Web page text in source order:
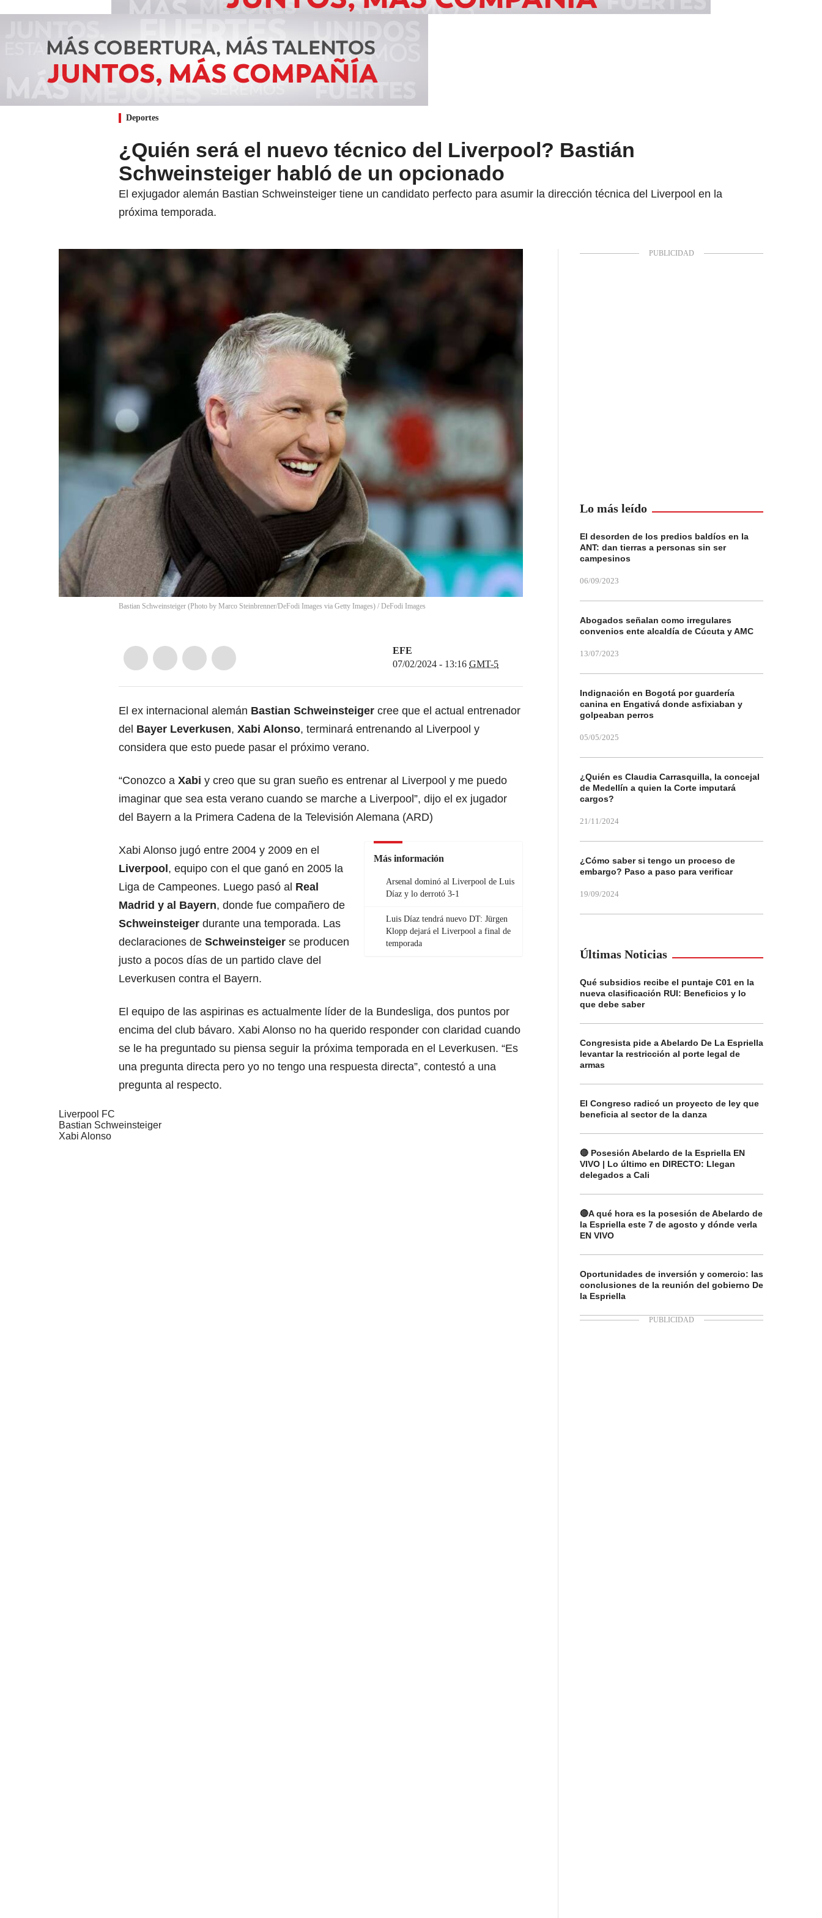
Deportes
¿Quién será el nuevo técnico del Liverpool? Bastián
Schweinsteiger habló de un opcionado
El exjugador alemán Bastian Schweinsteiger tiene un candidato perfecto para asumir la dirección técnica del Liverpool en la
próxima temporada.
Bastian Schweinsteiger (Photo by Marco Steinbrenner/DeFodi Images via Getty Images) / DeFodi Images
EFE
07/02/2024 - 13:16 GMT-5
El ex internacional alemán Bastian Schweinsteiger cree que el actual entrenador
del Bayer Leverkusen, Xabi Alonso, terminará entrenando al Liverpool y
considera que esto puede pasar el próximo verano.
“Conozco a Xabi y creo que su gran sueño es entrenar al Liverpool y me puedo
imaginar que sea esta verano cuando se marche a Liverpool”, dijo el ex jugador
del Bayern a la Primera Cadena de la Televisión Alemana (ARD)
Más información
Arsenal dominó al Liverpool de Luis
Díaz y lo derrotó 3-1
Luis Díaz tendrá nuevo DT: Jürgen
Klopp dejará el Liverpool a final de
temporada
Xabi Alonso jugó entre 2004 y 2009 en el
Liverpool , equipo con el que ganó en 2005 la
Liga de Campeones. Luego pasó al Real
Madrid y al Bayern, donde fue compañero de
Schweinsteiger durante una temporada. Las
declaraciones de Schweinsteiger se producen
justo a pocos días de un partido clave del
Leverkusen contra el Bayern.
El equipo de las aspirinas es actualmente líder de la Bundesliga, dos puntos por
encima del club bávaro. Xabi Alonso no ha querido responder con claridad cuando
se le ha preguntado su piensa seguir la próxima temporada en el Leverkusen. “Es
una pregunta directa pero yo no tengo una respuesta directa”, contestó a una
pregunta al respecto.
Liverpool FC
Bastian Schweinsteiger
Xabi Alonso
Lo más leído
El desorden de los predios baldíos en la
ANT: dan tierras a personas sin ser
campesinos
06/09/2023
Abogados señalan como irregulares
convenios ente alcaldía de Cúcuta y AMC
13/07/2023
Indignación en Bogotá por guardería
canina en Engativá donde asfixiaban y
golpeaban perros
05/05/2025
¿Quién es Claudia Carrasquilla, la concejal
de Medellín a quien la Corte imputará
cargos?
21/11/2024
¿Cómo saber si tengo un proceso de
embargo? Paso a paso para verificar
19/09/2024
Últimas Noticias
Qué subsidios recibe el puntaje C01 en la
nueva clasificación RUI: Beneficios y lo
que debe saber
Congresista pide a Abelardo De La Espriella
levantar la restricción al porte legal de
armas
El Congreso radicó un proyecto de ley que
beneficia al sector de la danza
🔴 Posesión Abelardo de la Espriella EN
VIVO | Lo último en DIRECTO: Llegan
delegados a Cali
🔴A qué hora es la posesión de Abelardo de
la Espriella este 7 de agosto y dónde verla
EN VIVO
Oportunidades de inversión y comercio: las
conclusiones de la reunión del gobierno De
la Espriella